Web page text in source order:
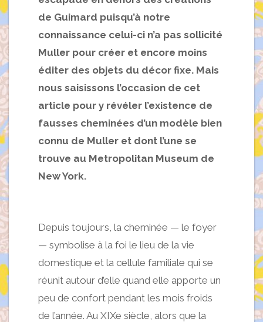
de Guimard puisqu’à notre
connaissance celui-ci n’a pas sollicité
Muller pour créer et encore moins
éditer des objets du décor fixe. Mais
nous saisissons l’occasion de cet
article pour y révéler l’existence de
fausses cheminées d’un modèle bien
connu de Muller et dont l’une se
trouve au Metropolitan Museum de
New York.
Depuis toujours, la cheminée — le foyer
— symbolise à la foi le lieu de la vie
domestique et la cellule familiale qui se
réunit autour d’elle quand elle apporte un
peu de confort pendant les mois froids
de l’année. Au XIXe siècle, alors que la